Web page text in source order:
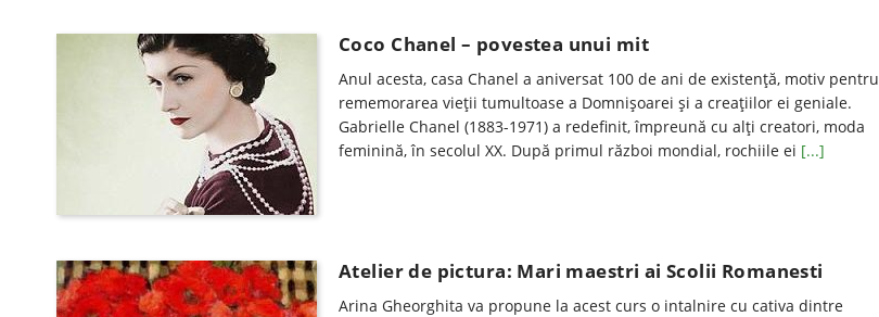
Coco Chanel – povestea unui mit
Anul acesta, casa Chanel a aniversat 100 de ani de existență, motiv pentru
rememorarea vieții tumultoase a Domnișoarei și a creațiilor ei geniale.
Gabrielle Chanel (1883-1971) a redefinit, împreună cu alți creatori, moda
feminină, în secolul XX. După primul război mondial, rochiile ei [...]
Atelier de pictura: Mari maestri ai Scolii Romanesti
Arina Gheorghita va propune la acest curs o intalnire cu cativa dintre